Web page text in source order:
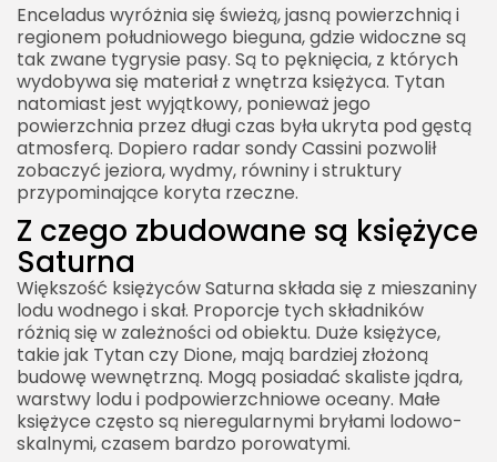
Enceladus wyróżnia się świeżą, jasną powierzchnią i
regionem południowego bieguna, gdzie widoczne są
tak zwane tygrysie pasy. Są to pęknięcia, z których
wydobywa się materiał z wnętrza księżyca. Tytan
natomiast jest wyjątkowy, ponieważ jego
powierzchnia przez długi czas była ukryta pod gęstą
atmosferą. Dopiero radar sondy Cassini pozwolił
zobaczyć jeziora, wydmy, równiny i struktury
przypominające koryta rzeczne.
Z czego zbudowane są księżyce
Saturna
Większość księżyców Saturna składa się z mieszaniny
lodu wodnego i skał. Proporcje tych składników
różnią się w zależności od obiektu. Duże księżyce,
takie jak Tytan czy Dione, mają bardziej złożoną
budowę wewnętrzną. Mogą posiadać skaliste jądra,
warstwy lodu i podpowierzchniowe oceany. Małe
księżyce często są nieregularnymi bryłami lodowo-
skalnymi, czasem bardzo porowatymi.